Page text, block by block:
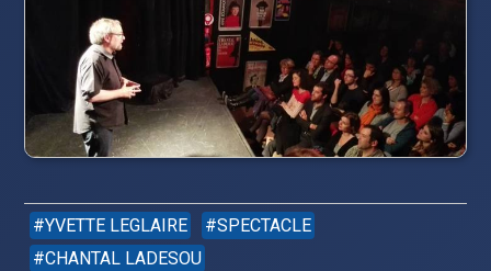
YVETTE LEGLAIRE
SPECTACLE
CHANTAL LADESOU